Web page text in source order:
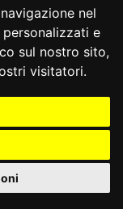
nel
e
sul nostro sito,
visitatori.
che
alle
di
Cost.,
derivare
n.